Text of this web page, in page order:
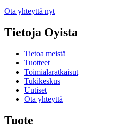
Ota yhteyttä nyt
Tietoja Oyista
Tietoa meistä
Tuotteet
Toimialaratkaisut
Tukikeskus
Uutiset
Ota yhteyttä
Tuote